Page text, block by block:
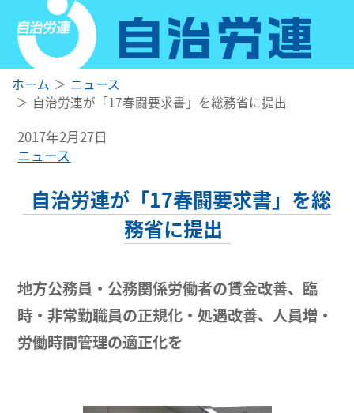
ホーム
ニュース
自治労連が「17春闘要求書」を総務省に提出
2017年2月27日
ニュース
自治労連が「17春闘要求書」を総
務省に提出
地方公務員・公務関係労働者の賃金改善、臨
時・非常勤職員の正規化・処遇改善、人員増・
労働時間管理の適正化を